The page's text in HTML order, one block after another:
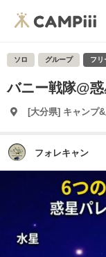
ソロ グループ フリ
バニー戦隊@
[大分県] キャンプ
フォレキャン